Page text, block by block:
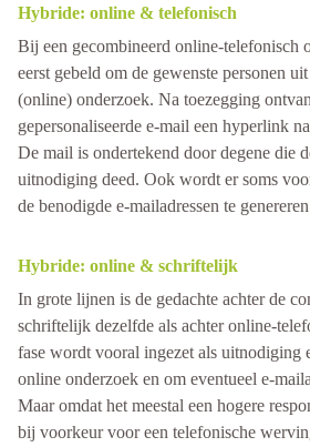
Hybride: online & telefonisch
Bij een gecombineerd online-telefonisch
eerst gebeld om de gewenste personen
(online) onderzoek. Na toezegging
gepersonaliseerde e-mail een hyperlink
De mail is ondertekend door degene die
uitnodiging deed. Ook wordt er soms
de benodigde e-mailadressen te
Hybride: online & schriftelijk
In grote lijnen is de gedachte achter de
schriftelijk dezelfde als achter online-
fase wordt vooral ingezet als uitnodiging
online onderzoek en om eventueel e-
Maar omdat het meestal een hogere
bij voorkeur voor een telefonische